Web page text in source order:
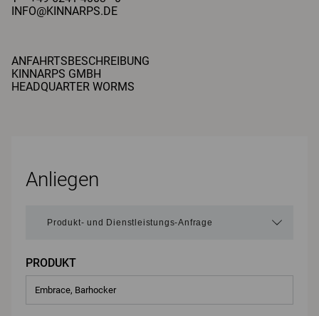
INFO@KINNARPS.DE
ANFAHRTSBESCHREIBUNG
KINNARPS GMBH
HEADQUARTER WORMS
Anliegen
PRODUKT